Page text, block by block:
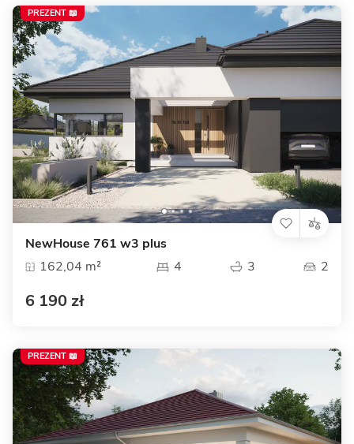
NewHouse 761 w3 plus
162,04 m²
4 3 2
6 190 zł
PREZENT 📖
PREZENT 📖